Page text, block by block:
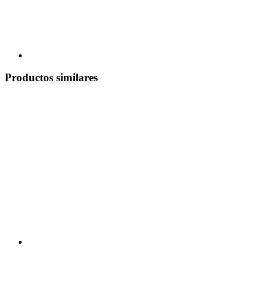
Productos similares